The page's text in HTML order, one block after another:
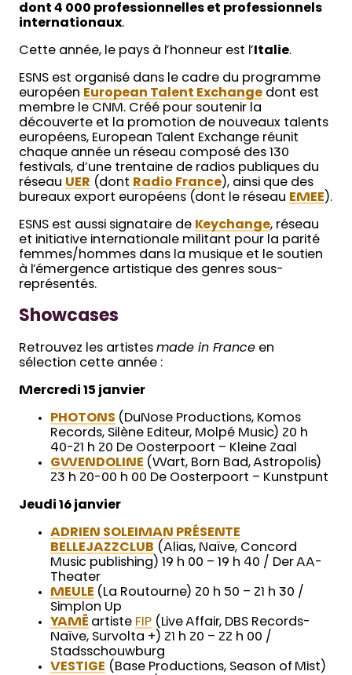
dont 4 000 professionnelles et professionnels
internationaux.
Cette année, le pays à l’honneur est l’ Italie.
ESNS est organisé dans le cadre du programme
européen European Talent Exchange dont est
membre le CNM. Créé pour soutenir la
découverte et la promotion de nouveaux talents
européens, European Talent Exchange réunit
chaque année un réseau composé des 130
festivals, d’une trentaine de radios publiques du
réseau UER (dont Radio France), ainsi que des
bureaux export européens (dont le réseau EMEE).
ESNS est aussi signataire de Keychange, réseau
et initiative internationale militant pour la parité
femmes/hommes dans la musique et le soutien
à l’émergence artistique des genres sous-
représentés.
Showcases
Retrouvez les artistes made in France en
sélection cette année :
Mercredi 15 janvier
PHOTONS (DuNose Productions, Komos
Records, Silène Editeur, Molpé Music) 20 h
40-21 h 20 De Oosterpoort – Kleine Zaal
GWENDOLINE (Wart, Born Bad, Astropolis)
23 h 20-00 h 00 De Oosterpoort – Kunstpunt
Jeudi 16 janvier
ADRIEN SOLEIMAN PRÉSENTE
BELLEJAZZCLUB (Alias, Naïve, Concord
Music publishing) 19 h 00 – 19 h 40 / Der AA-
Theater
MEULE (La Routourne) 20 h 50 – 21 h 30 /
Simplon Up
YAMÊ artiste FIP (Live Affair, DBS Records-
Naïve, Survolta +) 21 h 20 – 22 h 00 /
Stadsschouwburg
VESTIGE (Base Productions, Season of Mist)